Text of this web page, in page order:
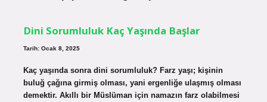
Dini Sorumluluk Kaç Yaşında Başlar
Tarih: Ocak 8, 2025
Kaç yaşında sonra dini sorumluluk? Farz yaşı; kişinin
buluğ çağına girmiş olması, yani ergenliğe ulaşmış olması
demektir. Akıllı bir Müslüman için namazın farz olabilmesi